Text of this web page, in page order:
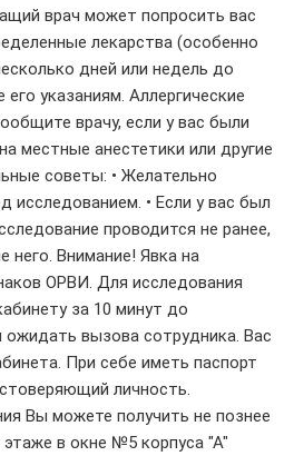
врач может попросить вас
лекарства (особенно
дней или недель до
указаниям. Аллергические
врачу, если у вас были
местные анестетики или другие
советы: • Желательно
исследованием. • Если у вас был
проводится не ранее,
него. Внимание! Явка на
ОРВИ. Для исследования
за 10 минут до
ожидать вызова сотрудника. Вас
При себе иметь паспорт
личность.
Вы можете получить не познее
в окне №5 корпуса "А"